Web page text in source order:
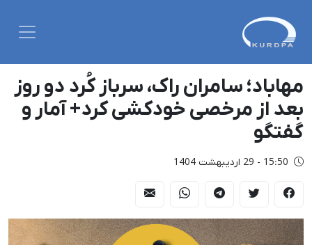
مهاباد؛ سامران راک، سرباز کُرد دو روز
بعد از مرخصی خودکشی کرد+ آمار و
گفتگو
15:50 - 29 اردیبهشت 1404